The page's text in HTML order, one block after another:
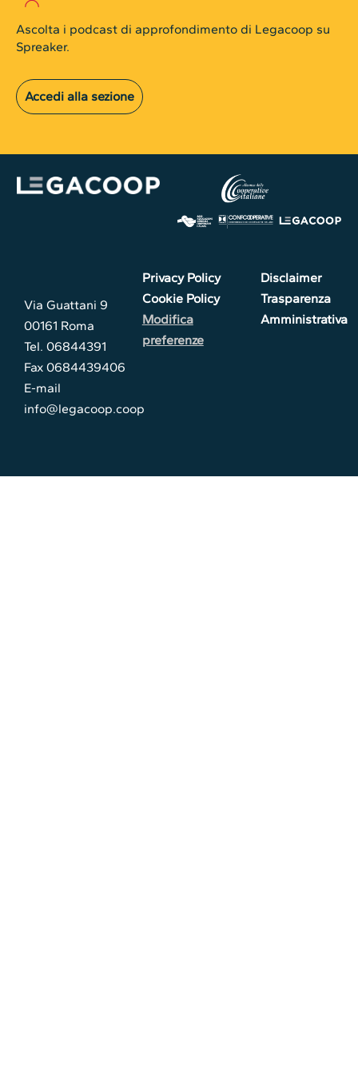
Ascolta i podcast di approfondimento di Legacoop su
Spreaker.
Accedi alla sezione
Via Guattani 9
00161 Roma
Tel. 06844391
Fax 0684439406
E-mail
info@legacoop.coop
Privacy Policy
Cookie Policy
Modifica
preferenze
Disclaimer
Trasparenza
Amministrativa